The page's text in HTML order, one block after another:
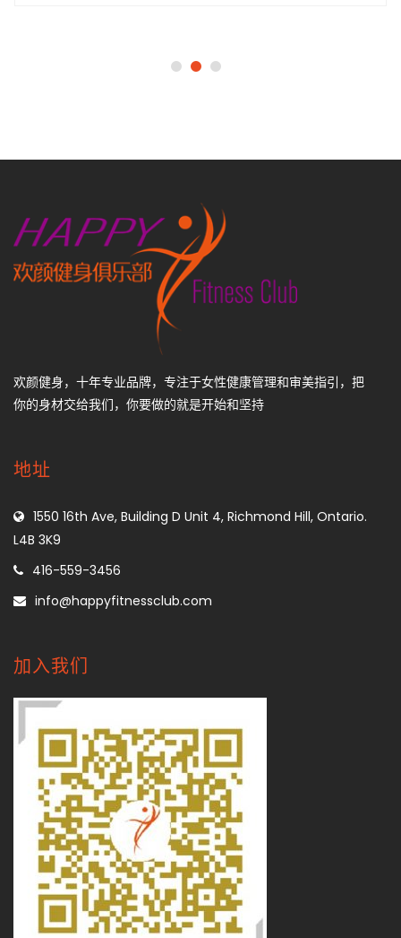
欢颜健身，十年专业品牌，专注于女性健康管理和审美指引，把
你的身材交给我们，你要做的就是开始和坚持
地址
1550 16th Ave, Building D Unit 4, Richmond Hill, Ontario.
L4B 3K9
416-559-3456
info@happyfitnessclub.com
加入我们